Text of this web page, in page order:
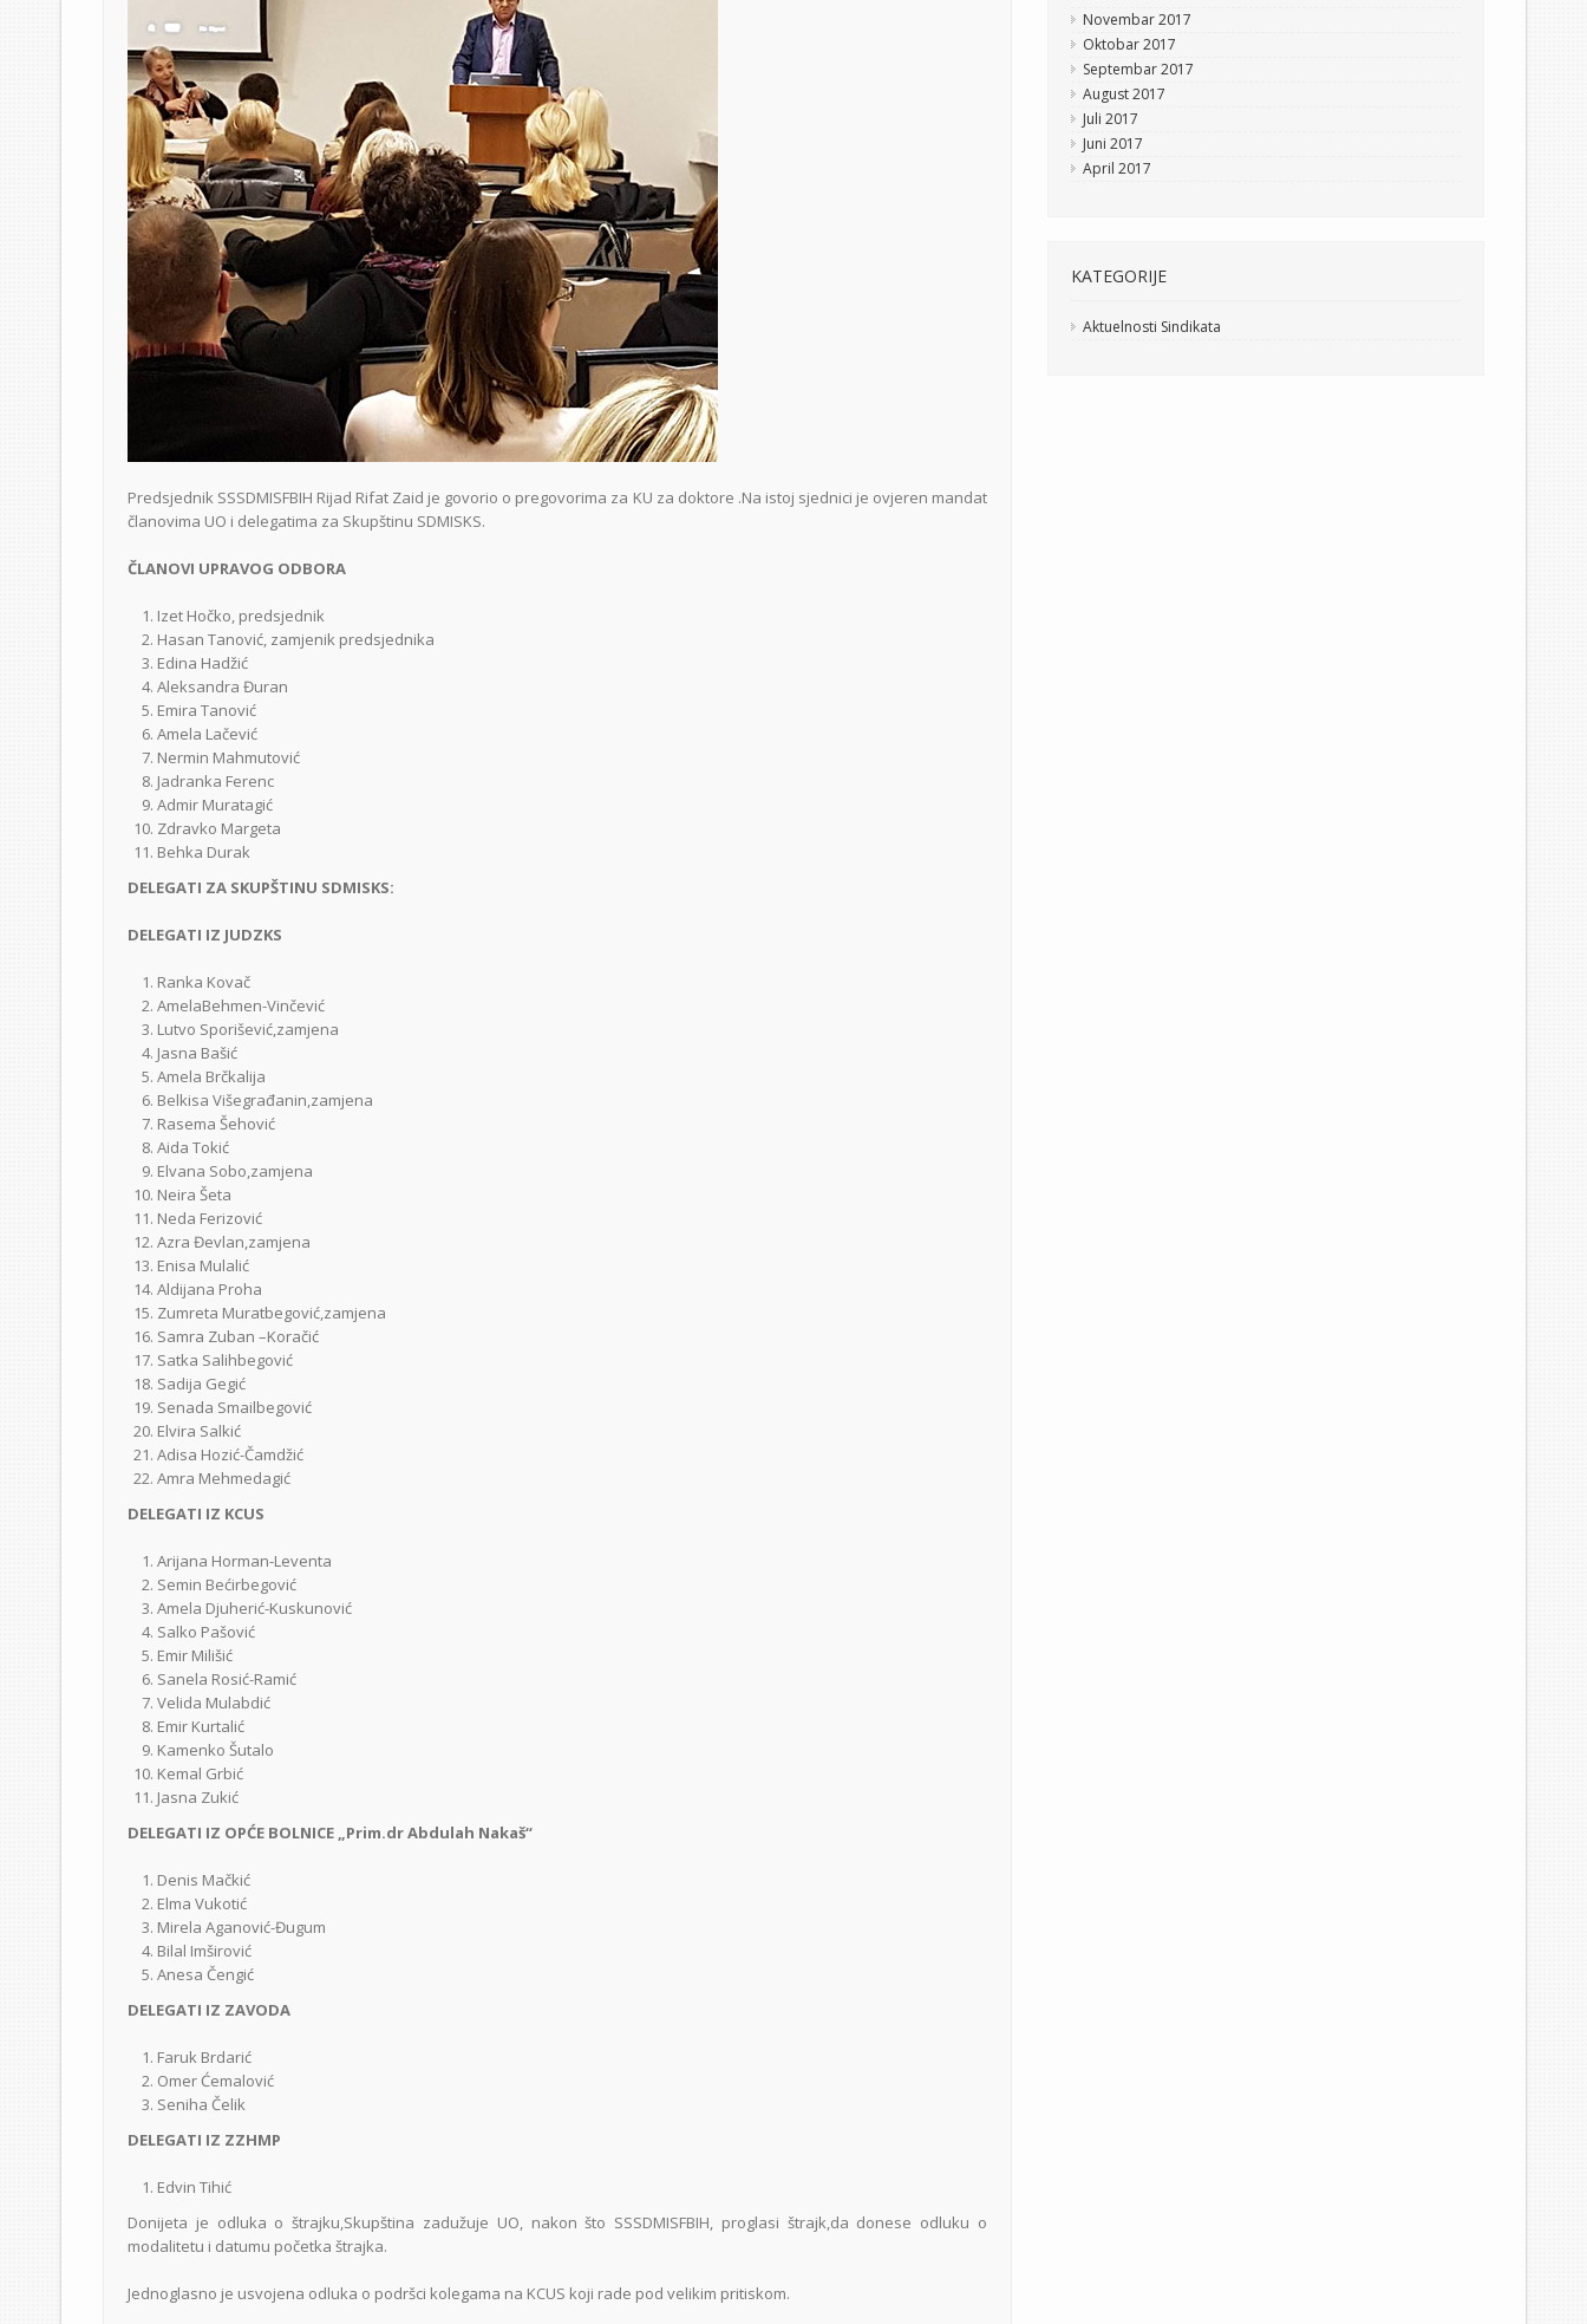
Predsjednik SSSDMISFBIH Rijad Rifat Zaid je govorio o pregovorima za KU za doktore .Na istoj sjednici je ovjeren mandat
članovima UO i delegatima za Skupštinu SDMISKS.
ČLANOVI UPRAVOG ODBORA
Izet Hočko, predsjednik
Hasan Tanović, zamjenik predsjednika
Edina Hadžić
Aleksandra Đuran
Emira Tanović
Amela Lačević
Nermin Mahmutović
Jadranka Ferenc
Admir Muratagić
Zdravko Margeta
Behka Durak
DELEGATI ZA SKUPŠTINU SDMISKS:
DELEGATI IZ JUDZKS
Ranka Kovač
AmelaBehmen-Vinčević
Lutvo Sporišević,zamjena
Jasna Bašić
Amela Brčkalija
Belkisa Višegrađanin,zamjena
Rasema Šehović
Aida Tokić
Elvana Sobo,zamjena
Neira Šeta
Neda Ferizović
Azra Đevlan,zamjena
Enisa Mulalić
Aldijana Proha
Zumreta Muratbegović,zamjena
Samra Zuban –Koračić
Satka Salihbegović
Sadija Gegić
Senada Smailbegović
Elvira Salkić
Adisa Hozić-Čamdžić
Amra Mehmedagić
DELEGATI IZ KCUS
Arijana Horman-Leventa
Semin Bećirbegović
Amela Djuherić-Kuskunović
Salko Pašović
Emir Milišić
Sanela Rosić-Ramić
Velida Mulabdić
Emir Kurtalić
Kamenko Šutalo
Kemal Grbić
Jasna Zukić
DELEGATI IZ OPĆE BOLNICE „Prim.dr Abdulah Nakaš“
Denis Mačkić
Elma Vukotić
Mirela Aganović-Đugum
Bilal Imširović
Anesa Čengić
DELEGATI IZ ZAVODA
Faruk Brdarić
Omer Ćemalović
Seniha Čelik
DELEGATI IZ ZZHMP
Edvin Tihić
Donijeta je odluka o štrajku,Skupština zadužuje UO, nakon što SSSDMISFBIH, proglasi štrajk,da donese odluku o
modalitetu i datumu početka štrajka.
Jednoglasno je usvojena odluka o podršci kolegama na KCUS koji rade pod velikim pritiskom.
Novembar 2017
Oktobar 2017
Septembar 2017
August 2017
Juli 2017
Juni 2017
April 2017
KATEGORIJE
Aktuelnosti Sindikata